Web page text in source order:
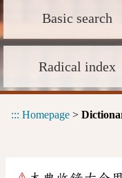
Basic search
Radical index
::: Homepage >